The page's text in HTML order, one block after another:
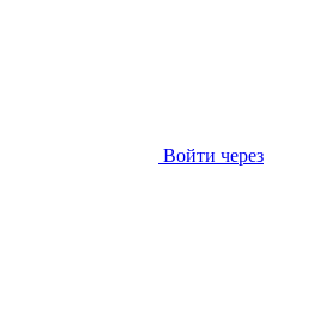
Войти через